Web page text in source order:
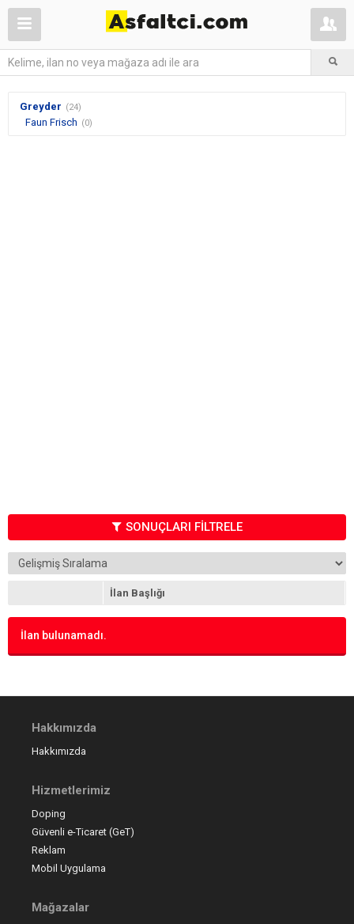
Greyder (24)
Faun Frisch (0)
SONUÇLARI FİLTRELE
İlan Başlığı
İlan bulunamadı.
Hakkımızda
Hakkımızda
Hizmetlerimiz
Doping
Güvenli e-Ticaret (GeT)
Reklam
Mobil Uygulama
Mağazalar